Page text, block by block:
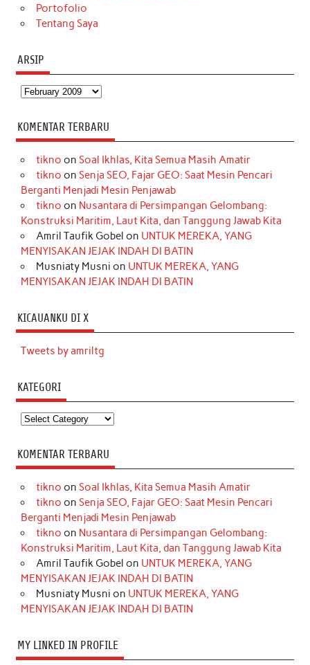
Portofolio
Tentang Saya
ARSIP
Arsip
KOMENTAR TERBARU
tikno on Soal Ikhlas, Kita Semua Masih Amatir
tikno on Senja SEO, Fajar GEO: Saat Mesin Pencari
Berganti Menjadi Mesin Penjawab
tikno on Nusantara di Persimpangan Gelombang:
Konstruksi Maritim, Laut Kita, dan Tanggung Jawab Kita
Amril Taufik Gobel on UNTUK MEREKA, YANG
MENYISAKAN JEJAK INDAH DI BATIN
Musniaty Musni on UNTUK MEREKA, YANG
MENYISAKAN JEJAK INDAH DI BATIN
KICAUANKU DI X
Tweets by amriltg
KATEGORI
Kategori
KOMENTAR TERBARU
tikno on Soal Ikhlas, Kita Semua Masih Amatir
tikno on Senja SEO, Fajar GEO: Saat Mesin Pencari
Berganti Menjadi Mesin Penjawab
tikno on Nusantara di Persimpangan Gelombang:
Konstruksi Maritim, Laut Kita, dan Tanggung Jawab Kita
Amril Taufik Gobel on UNTUK MEREKA, YANG
MENYISAKAN JEJAK INDAH DI BATIN
Musniaty Musni on UNTUK MEREKA, YANG
MENYISAKAN JEJAK INDAH DI BATIN
MY LINKED IN PROFILE